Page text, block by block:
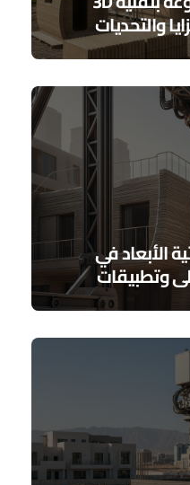
الأبعاد في
وتطبيقات